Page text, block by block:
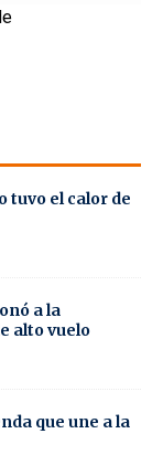
tuvo el calor de
a la
alto vuelo
que une a la